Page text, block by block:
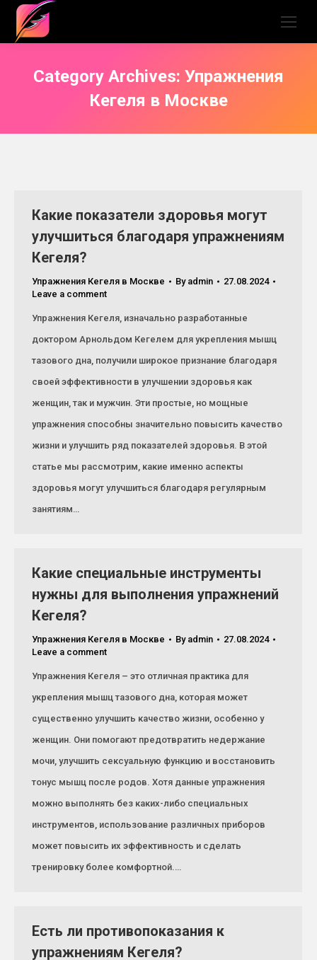
Category Archives: Упражнения
Кегеля в Москве
Какие показатели здоровья могут
улучшиться благодаря упражнениям
Кегеля?
Упражнения Кегеля в Москве By admin
27.08.2024
Leave a comment
Упражнения Кегеля, изначально разработанные
доктором Арнольдом Кегелем для укрепления мышц
тазового дна, получили широкое признание благодаря
своей эффективности в улучшении здоровья как
женщин, так и мужчин. Эти простые, но мощные
упражнения способны значительно повысить качество
жизни и улучшить ряд показателей здоровья. В этой
статье мы рассмотрим, какие именно аспекты
здоровья могут улучшиться благодаря регулярным
занятиям…
Какие специальные инструменты
нужны для выполнения упражнений
Кегеля?
Упражнения Кегеля в Москве By admin
27.08.2024
Leave a comment
Упражнения Кегеля – это отличная практика для
укрепления мышц тазового дна, которая может
существенно улучшить качество жизни, особенно у
женщин. Они помогают предотвратить недержание
мочи, улучшить сексуальную функцию и восстановить
тонус мышц после родов. Хотя данные упражнения
можно выполнять без каких-либо специальных
инструментов, использование различных приборов
может повысить их эффективность и сделать
тренировку более комфортной.…
Есть ли противопоказания к
упражнениям Кегеля?